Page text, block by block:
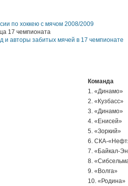
по хоккею с мячом 2008/2009
17 чемпионата
и авторы забитых мячей в 17 чемпионате
Команда
1. «Динамо»
2. «Кузбасс»
3. «Динамо»
4. «Енисей»
5. «Зоркий»
6. СКА-
7. «Байкал-
8.
9. «Волга»
10. «Родина»